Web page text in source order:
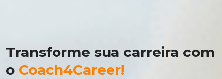
Transforme sua carreira com
o Coach4Career!